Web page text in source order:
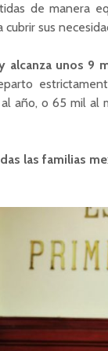
de manera
sus
alcanza unos 9
año, o 65 mil al
las familias